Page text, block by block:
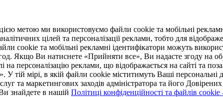
метою ми використовуємо файли cookie та мобільні
цілей та персоналізації реклами, тобто для
cookie та мобільні рекламні ідентифікатори можуть
Якщо Ви натиснете «Прийняти все», Ви надасте згоду на
персоналізацію реклами, що відображається на сайті та
У тій мірі, в якій файли cookie міститимуть Ваші персональні
та маркетингових заходів адміністратора та його
знайдете в нашій Політиці конфіденційності та файлів cookie